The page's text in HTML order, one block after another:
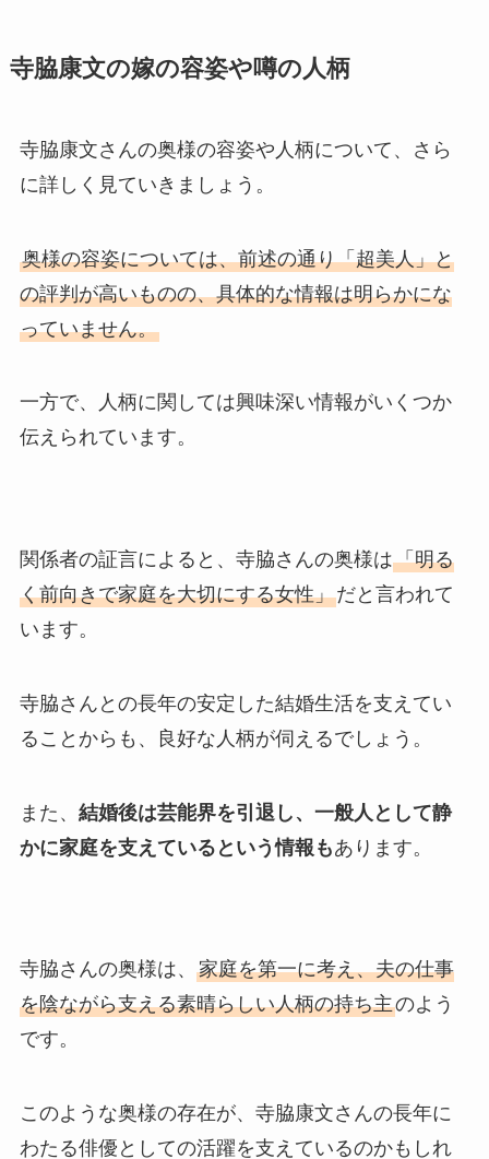
寺脇康文の嫁の容姿や噂の人柄
寺脇康文さんの奥様の容姿や人柄について、さら
に詳しく見ていきましょう。
奥様の容姿については、前述の通り「超美人」と
の評判が高いものの、具体的な情報は明らかにな
っていません。
一方で、人柄に関しては興味深い情報がいくつか
伝えられています。
関係者の証言によると、寺脇さんの奥様は「明る
く前向きで家庭を大切にする女性」だと言われて
います。
寺脇さんとの長年の安定した結婚生活を支えてい
ることからも、良好な人柄が伺えるでしょう。
また、 結婚後は芸能界を引退し、一般人として静
かに家庭を支えているという情報もあります。
寺脇さんの奥様は、 家庭を第一に考え、夫の仕事
を陰ながら支える素晴らしい人柄の持ち主のよう
です。
このような奥様の存在が、寺脇康文さんの長年に
わたる俳優としての活躍を支えているのかもしれ